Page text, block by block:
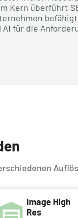
Kern überführt
für die
Image High
Res